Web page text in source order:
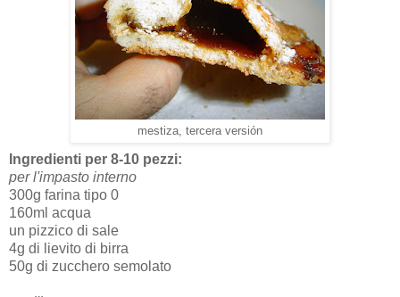
mestiza, tercera versión
Ingredienti per 8-10 pezzi:
per l'impasto interno
300g farina tipo 0
160ml acqua
un pizzico di sale
4g di lievito di birra
50g di zucchero semolato